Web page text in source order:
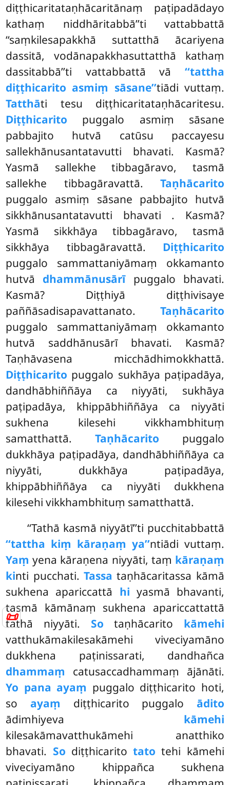
📜
diṭṭhicaritataṇhācaritānaṃ paṭipadādayo
kathaṃ niddhāritabbā’’ti vattabbattā
‘‘saṃkilesapakkhā suttatthā ācariyena
dassitā, vodānapakkhasuttatthā kathaṃ
dassitabbā’’ti vattabbattā vā ‘‘tattha
diṭṭhicarito asmiṃ sāsane’’tiādi vuttaṃ.
Tatthāti tesu diṭṭhicaritataṇhācaritesu.
Diṭṭhicarito puggalo asmiṃ sāsane
pabbajito hutvā catūsu paccayesu
sallekhānusantatavutti bhavati. Kasmā?
Yasmā sallekhe tibbagāravo, tasmā
sallekhe tibbagāravattā. Taṇhācarito
puggalo asmiṃ sāsane pabbajito hutvā
sikkhānusantatavutti bhavati . Kasmā?
Yasmā sikkhāya tibbagāravo, tasmā
sikkhāya tibbagāravattā. Diṭṭhicarito
puggalo sammattaniyāmaṃ okkamanto
hutvā dhammānusārīpuggalo bhavati.
Kasmā? Diṭṭhiyā diṭṭhivisaye
paññāsadisapavattanato. Taṇhācarito
puggalo sammattaniyāmaṃ okkamanto
hutvā saddhānusārī bhavati. Kasmā?
Taṇhāvasena micchādhimokkhattā.
Diṭṭhicarito puggalo sukhāya paṭipadāya,
dandhābhiññāya ca niyyāti, sukhāya
paṭipadāya, khippābhiññāya ca niyyāti
sukhena kilesehi vikkhambhituṃ
samatthattā. Taṇhācarito puggalo
dukkhāya paṭipadāya, dandhābhiññāya ca
niyyāti, dukkhāya paṭipadāya,
khippābhiññāya ca niyyāti dukkhena
kilesehi vikkhambhituṃ samatthattā.
‘‘Tathā kasmā niyyātī’’ti pucchitabbattā
‘‘tattha kiṃ kāraṇaṃ ya’’ntiādi vuttaṃ.
Yaṃ yena kāraṇena niyyāti, taṃ kāraṇaṃ
kinti pucchati. Tassa taṇhācaritassa kāmā
sukhena apariccattā hi yasmā bhavanti,
tasmā kāmānaṃ sukhena apariccattattā
tathā niyyāti. So taṇhācarito kāmehi
vatthukāmakilesakāmehi viveciyamāno
dukkhena paṭinissarati, dandhañca
dhammaṃ catusaccadhammaṃ ājānāti.
Yo pana ayaṃ puggalo diṭṭhicarito hoti,
so ayaṃ diṭṭhicarito puggalo ādito
ādimhiyeva kāmehi
kilesakāmavatthukāmehi anatthiko
bhavati. So diṭṭhicaritotato tehi kāmehi
viveciyamāno khippañca sukhena